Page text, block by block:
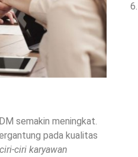
semakin meningkat.
pada kualitas
ciri-ciri karyawan